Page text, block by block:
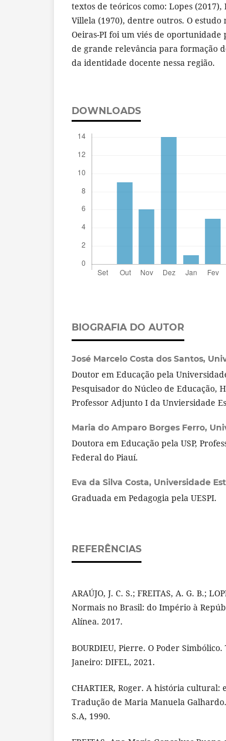
textos de teóricos como: Lopes (2017),
Villela (1970), dentre outros. O
Oeiras-PI foi um viés de oportunidade
de grande relevância para formação
da identidade docente nessa região.
DOWNLOADS
BIOGRAFIA DO AUTOR
José Marcelo Costa dos Santos,
Doutor em Educação pela
Pesquisador do Núcleo de Educação,
Professor Adjunto I da Unviersidade
Maria do Amparo Borges Ferro,
Doutora em Educação pela USP,
Federal do Piauí.
Eva da Silva Costa, Universidade
Graduada em Pedagogia pela UESPI.
REFERÊNCIAS
ARAÚJO, J. C. S.; FREITAS, A. G. B.;
Normais no Brasil: do Império à
Alínea. 2017.
BOURDIEU, Pierre. O Poder
Janeiro: DIFEL, 2021.
CHARTIER, Roger. A história cultural:
Tradução de Maria Manuela
S.A, 1990.